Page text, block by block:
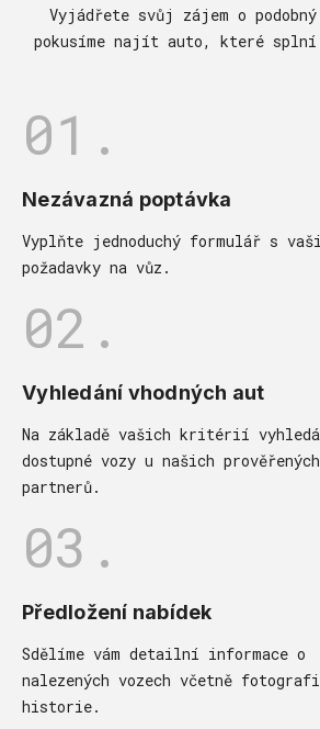
Vyjádřete svůj zájem o
pokusíme najít auto, které splní
01.
Nezávazná poptávka
Vyplňte jednoduchý formulář s
požadavky na vůz.
02.
Vyhledání vhodných aut
Na základě vašich kritérií
dostupné vozy u našich prověřených
partnerů.
03.
Předložení nabídek
Sdělíme vám detailní informace o
nalezených vozech včetně
historie.